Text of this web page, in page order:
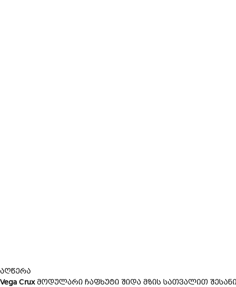
აღწერა
Vega Cruxმოდულარი ჩაფხუტი შიდა მზის სათვალით